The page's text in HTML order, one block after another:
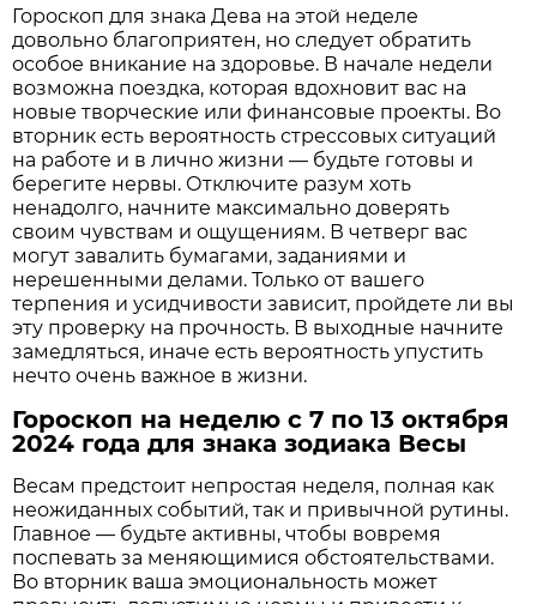
Гороскоп для знака Дева на этой неделе
довольно благоприятен, но следует обратить
особое вникание на здоровье. В начале недели
возможна поездка, которая вдохновит вас на
новые творческие или финансовые проекты. Во
вторник есть вероятность стрессовых ситуаций
на работе и в лично жизни — будьте готовы и
берегите нервы. Отключите разум хоть
ненадолго, начните максимально доверять
своим чувствам и ощущениям. В четверг вас
могут завалить бумагами, заданиями и
нерешенными делами. Только от вашего
терпения и усидчивости зависит, пройдете ли вы
эту проверку на прочность. В выходные начните
замедляться, иначе есть вероятность упустить
нечто очень важное в жизни.
Гороскоп на неделю с 7 по 13 октября
2024 года для знака зодиака Весы
Весам предстоит непростая неделя, полная как
неожиданных событий, так и привычной рутины.
Главное — будьте активны, чтобы вовремя
поспевать за меняющимися обстоятельствами.
Во вторник ваша эмоциональность может